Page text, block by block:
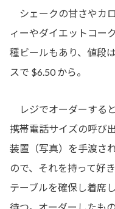
シェークの甘さやカ
ィーやダイエットコー
種ビールもあり、値段
スで $6.50 から。
レジでオーダーすると
携帯電話サイズの呼び
装置（写真）を手渡さ
ので、それを持って好
テーブルを確保し着席
待つ。オーダーしたも